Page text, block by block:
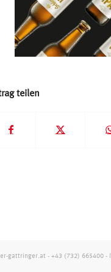
teilen
gattringer.at - +43 (732) 665400 -